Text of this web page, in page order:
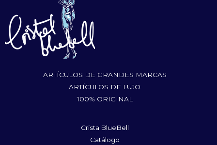
ARTÍCULOS DE GRANDES MARCAS
ARTÍCULOS DE LUJO
100% ORIGINAL
CristalBlueBell
Catálogo